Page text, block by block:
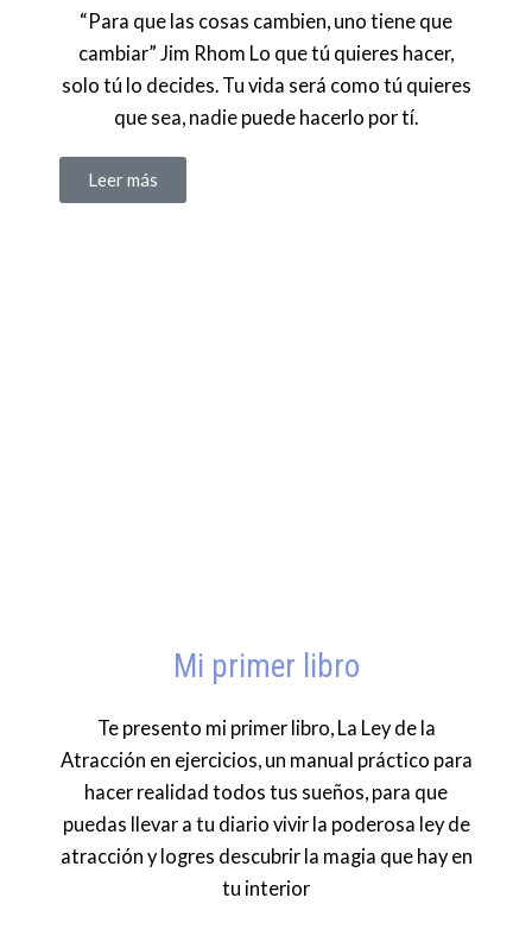
“Para que las cosas cambien, uno tiene que
cambiar” Jim Rhom Lo que tú quieres hacer,
solo tú lo decides. Tu vida será como tú quieres
que sea, nadie puede hacerlo por tí.
Leer más
Mi primer libro
Te presento mi primer libro, La Ley de la
Atracción en ejercicios, un manual práctico para
hacer realidad todos tus sueños, para que
puedas llevar a tu diario vivir la poderosa ley de
atracción y logres descubrir la magia que hay en
tu interior